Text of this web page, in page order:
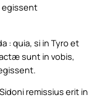
egissent
: quia, si in Tyro et
sunt in vobis,
remissius erit in